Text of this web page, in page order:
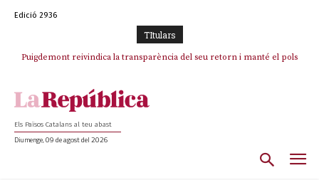
Edició 2936
TItulars
Puigdemont reivindica la transparència del seu retorn i manté el pols
Els Països Catalans al teu abast
Diumenge, 09 de agost del 2026